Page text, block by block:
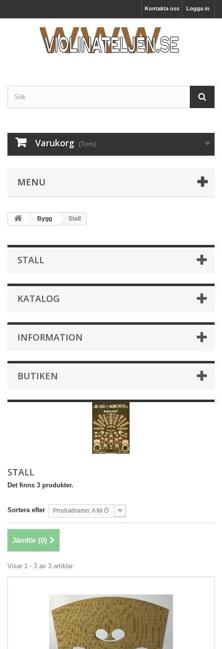
Logga in
Kontakta oss
Varukorg (Tom)
MENU
Bygg Stall
STALL
KATALOG
INFORMATION
BUTIKEN
STALL
Det finns 3 produkter.
Sortera efter Produktnamn: A till Ö
Jämför (0)
Visar 1 - 3 av 3 artiklar